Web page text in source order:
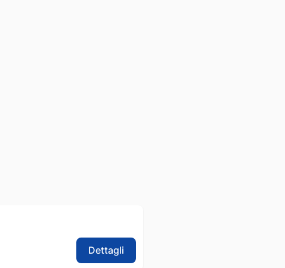
Dettagli